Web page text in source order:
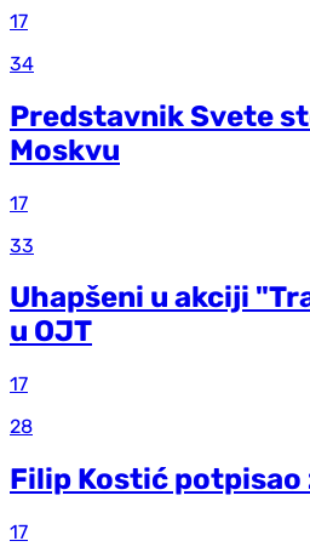
17
34
Predstavnik Svete
Moskvu
17
33
Uhapšeni u akciji
u OJT
17
28
Filip Kostić potpisao
17